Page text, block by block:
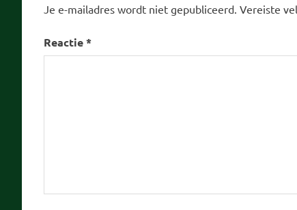
Je e-mailadres wordt niet gepubliceerd. Vereiste
Reactie*